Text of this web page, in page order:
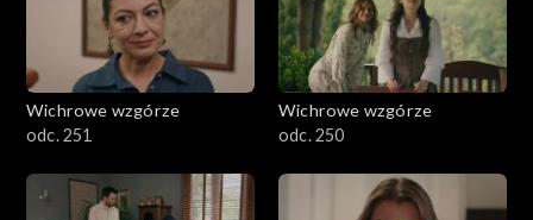
Wichrowe wzgórze
odc. 251
Wichrowe wzgórze
odc. 250